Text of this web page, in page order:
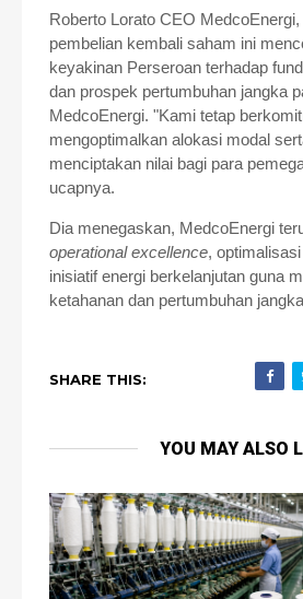
Roberto Lorato CEO
pembelian kembali saham ini
keyakinan Perseroan terhadap
dan prospek pertumbuhan jangka
MedcoEnergi. "Kami tetap
mengoptimalkan alokasi modal
menciptakan nilai bagi para
ucapnya.
Dia menegaskan, MedcoEnergi
operational excellence,
inisiatif energi berkelanjutan guna
ketahanan dan pertumbuhan
SHARE THIS:
YOU MAY ALSO